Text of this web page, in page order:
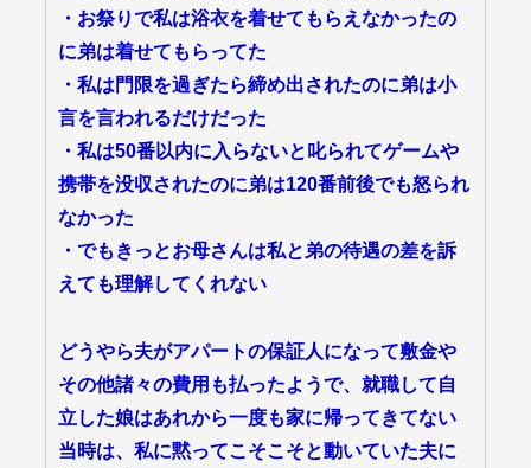
・お祭りで私は浴衣を着せてもらえなかったの
に弟は着せてもらってた
・私は門限を過ぎたら締め出されたのに弟は小
言を言われるだけだった
・私は50番以内に入らないと叱られてゲームや
携帯を没収されたのに弟は120番前後でも怒られ
なかった
・でもきっとお母さんは私と弟の待遇の差を訴
えても理解してくれない
どうやら夫がアパートの保証人になって敷金や
その他諸々の費用も払ったようで、就職して自
立した娘はあれから一度も家に帰ってきてない
当時は、私に黙ってこそこそと動いていた夫に